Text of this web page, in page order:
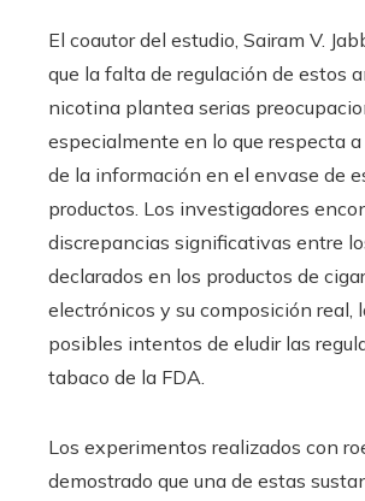
El coautor del estudio, Sairam V.
que la falta de regulación de estos
nicotina plantea serias
especialmente en lo que respecta
de la información en el envase de
productos. Los investigadores
discrepancias significativas entre
declarados en los productos de
electrónicos y su composición real,
posibles intentos de eludir las
tabaco de la FDA.
Los experimentos realizados con
demostrado que una de estas